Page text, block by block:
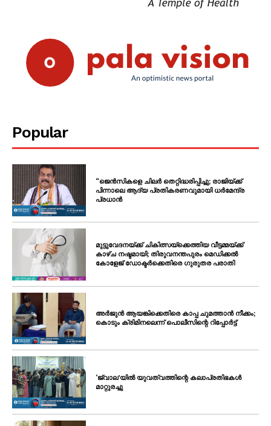
Popular
“ജെൻസികളെ ചിലർ തെറ്റിദ്ധരിപ്പിച്ചു; രാജിയ്ക്ക്
പിന്നാലെ ആദ്യ പ്രതികരണവുമായി ധർമേന്ദ്ര
പ്രധാൻ
മുട്ടുവേദനയ്ക്ക് ചികിത്സയ്‌ക്കെത്തിയ വീട്ടമ്മയ്ക്ക്
കാഴ്ച നഷ്ടമായി; തിരുവനന്തപുരം മെഡിക്കൽ
കോളേജ് ഡോക്ടർക്കെതിരെ ഗുരുതര പരാതി
അർജുൻ ആയങ്കിക്കെതിരെ കാപ്പ ചുമത്താൻ നീക്കം;
കൊടും ക്രിമിനലെന്ന് പൊലീസിന്റെ റിപ്പോർട്ട്
‘ജ്വാല’യിൽ യുവത്വത്തിന്റെ കലാപ്രതിഭകൾ
മാറ്റുരച്ചു